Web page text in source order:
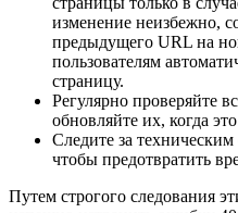
изменение неизбежно,
предыдущего URL на
пользователям
страницу.
Регулярно проверяйте
обновляйте их, когда
Следите за
чтобы предотвратить
Путем строгого следования